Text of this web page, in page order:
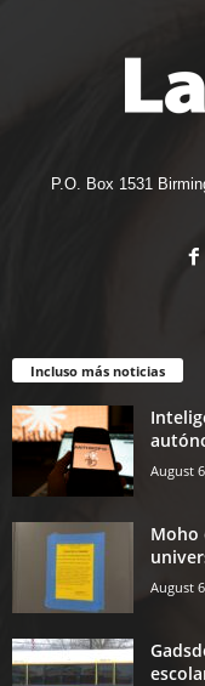
P.O. Box 1531
Incluso más noticias
August
Moho
August